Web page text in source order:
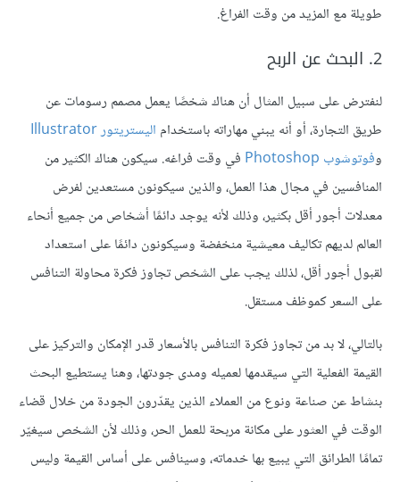
طويلة مع المزيد من وقت الفراغ.
2. البحث عن الربح
لنفترض على سبيل المثال أن هناك شخصًا يعمل مصمم رسومات عن
طريق التجارة، أو أنه يبني مهاراته باستخدام اليستريتور Illustrator
وفوتوشوب Photoshop
في وقت فراغه. سيكون هناك الكثير من
المنافسين في مجال هذا العمل، والذين سيكونون مستعدين لفرض
معدلات أجور أقل بكثير، وذلك لأنه يوجد دائمًا أشخاص من جميع أنحاء
العالم لديهم تكاليف معيشية منخفضة وسيكونون دائمًا على استعداد
لقبول أجور أقل، لذلك يجب على الشخص تجاوز فكرة محاولة التنافس
على السعر كموظف مستقل.
بالتالي، لا بد من تجاوز فكرة التنافس بالأسعار قدر الإمكان والتركيز على
القيمة الفعلية التي سيقدمها لعميله ومدى جودتها، وهنا يستطيع البحث
بنشاط عن صناعة ونوع من العملاء الذين يقدّرون الجودة من خلال قضاء
الوقت في العثور على مكانة مربحة للعمل الحر، وذلك لأن الشخص سيغيّر
تمامًا الطرائق التي يبيع بها خدماته، وسينافس على أساس القيمة وليس